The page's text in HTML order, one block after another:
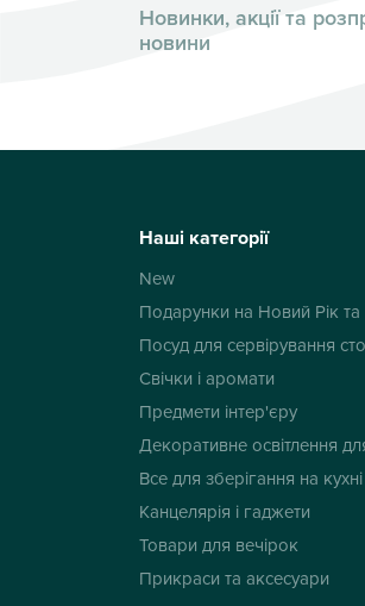
Новинки, акції та
новини
Наші категорії
New
Подарунки на Новий Рік та
Посуд для сервірування
Свічки і аромати
Предмети інтер'єру
Декоративне освітлення
Все для зберігання на
Канцелярія і гаджети
Товари для вечірок
Прикраси та аксесуари